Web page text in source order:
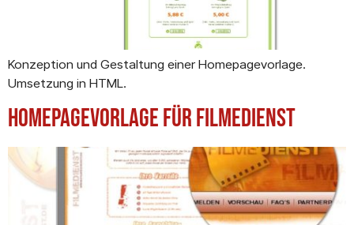
Konzeption und Gestaltung einer Homepagevorlage.
Umsetzung in HTML.
Homepagevorlage für Filmedienst